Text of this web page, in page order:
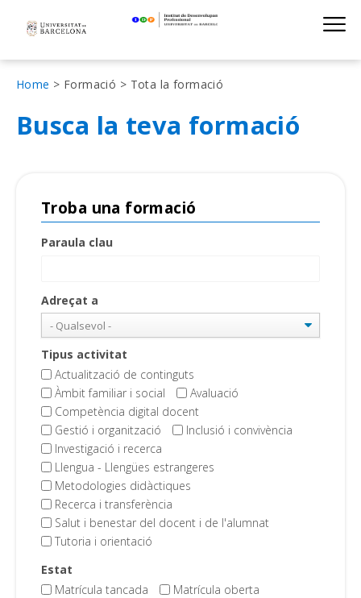
navigation
Institut de
Fil
d'Ariadna
Home Formació Tota la formació
Busca la teva formació
Troba una formació
Paraula clau
Adreçat a
Tipus activitat
Actualització de continguts
Àmbit familiar i social
Avaluació
Competència digital docent
Gestió i organització
Inclusió i convivència
Investigació i recerca
Llengua - Llengües estrangeres
Metodologies didàctiques
Recerca i transferència
Salut i benestar del docent i de l'alumnat
Tutoria i orientació
Estat
Matrícula tancada
Matrícula oberta